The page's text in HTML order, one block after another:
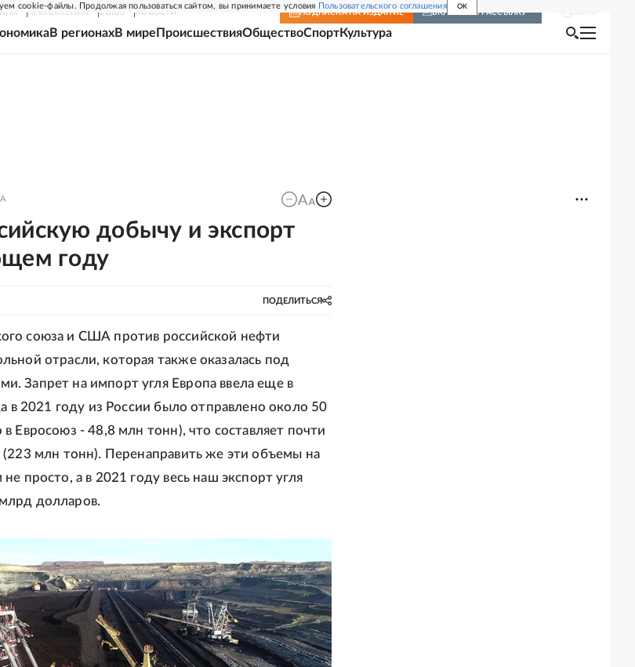
cookie-файлы. Продолжая пользоваться сайтом, вы принимаете условия Пользовательского соглашения OK
ПРИЛОЖЕНИЯ СОЮЗ НОВОСТИ ПОДПИСКА НА ИЗДАНИЕ ВКЛЮЧИТЬ РАССЫЛКУ
В регионахВ мире ПроисшествияОбществоСпортКультура
добычу и экспорт
году
ПОДЕЛИТЬСЯ
союза и США против российской нефти
отрасли, которая также оказалась под
Запрет на импорт угля Европа ввела еще в
в 2021 году из России было отправлено около 50
Евросоюз - 48,8 млн тонн), что составляет почти
(223 млн тонн). Перенаправить же эти объемы на
не просто, а в 2021 году весь наш экспорт угля
долларов.